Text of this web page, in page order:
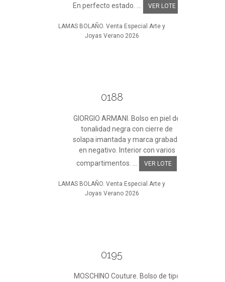
En perfecto estado. ...
VER LOTE
LAMAS BOLAÑO. Venta Especial Arte y
Joyas Verano 2026
0188
GIORGIO ARMANI. Bolso en piel de
tonalidad negra con cierre de
solapa imantada y marca grabada
en negativo. Interior con varios
compartimentos. ...
VER LOTE
LAMAS BOLAÑO. Venta Especial Arte y
Joyas Verano 2026
0195
MOSCHINO Couture. Bolso de tipo